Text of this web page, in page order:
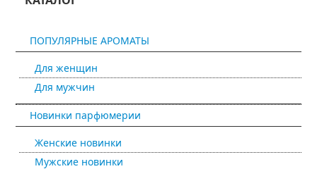
ПОПУЛЯРНЫЕ АРОМАТЫ
Для женщин
Для мужчин
Новинки парфюмерии
Женские новинки
Мужские новинки